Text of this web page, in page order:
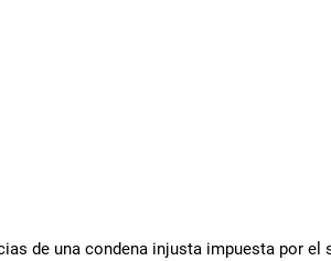
de una condena injusta impuesta por